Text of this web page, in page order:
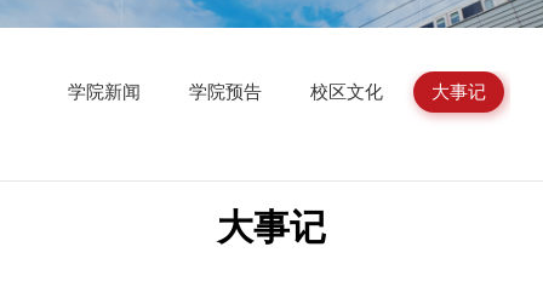
学院新闻 学院预告 校区文化 大事记
大事记